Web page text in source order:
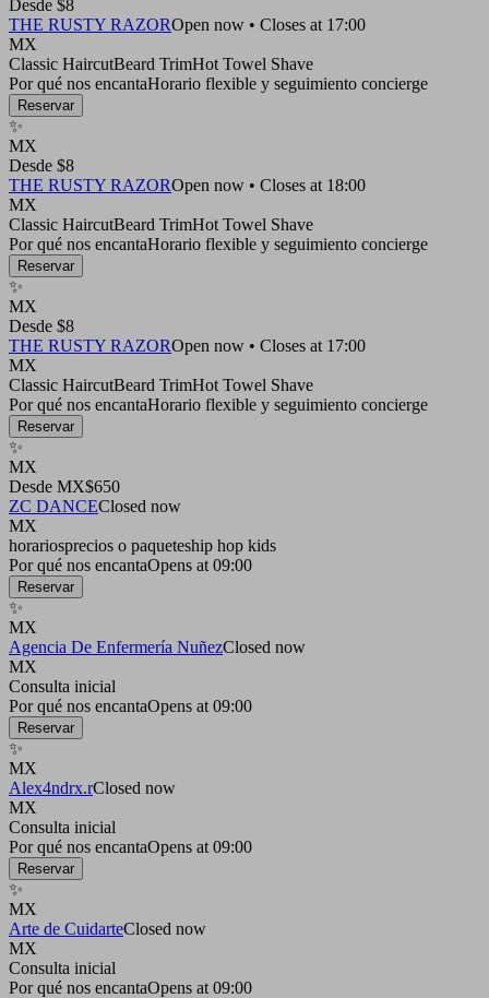
Desde $8
THE RUSTY RAZOROpen now • Closes at 17:00
MX
Classic HaircutBeard TrimHot Towel Shave
Por qué nos encantaHorario flexible y seguimiento concierge
Reservar
✨
MX
Desde $8
THE RUSTY RAZOROpen now • Closes at 18:00
MX
Classic HaircutBeard TrimHot Towel Shave
Por qué nos encantaHorario flexible y seguimiento concierge
Reservar
✨
MX
Desde $8
THE RUSTY RAZOROpen now • Closes at 17:00
MX
Classic HaircutBeard TrimHot Towel Shave
Por qué nos encantaHorario flexible y seguimiento concierge
Reservar
✨
MX
Desde MX$650
ZC DANCEClosed now
MX
horariosprecios o paqueteship hop kids
Por qué nos encantaOpens at 09:00
Reservar
✨
MX
Agencia De Enfermería NuñezClosed now
MX
Consulta inicial
Por qué nos encantaOpens at 09:00
Reservar
✨
MX
Alex4ndrx.rClosed now
MX
Consulta inicial
Por qué nos encantaOpens at 09:00
Reservar
✨
MX
Arte de CuidarteClosed now
MX
Consulta inicial
Por qué nos encantaOpens at 09:00